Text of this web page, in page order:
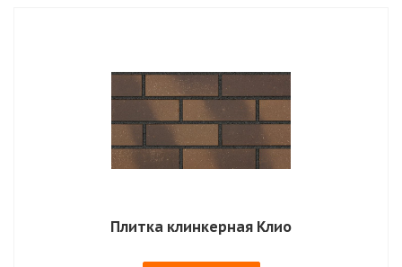
Плитка клинкерная Клио